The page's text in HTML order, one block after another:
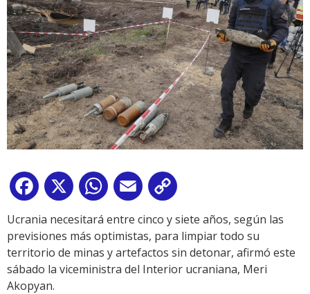
Facebook
X WhatsApp
Email
Link
Ucrania necesitará entre cinco y siete años, según las
previsiones más optimistas, para limpiar todo su
territorio de minas y artefactos sin detonar, afirmó este
sábado la viceministra del Interior ucraniana, Meri
Akopyan.